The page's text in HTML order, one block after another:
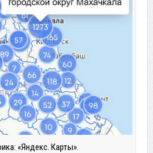
«Яндекс. Карты».